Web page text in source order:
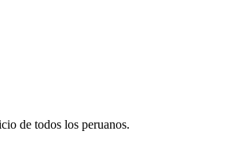
de todos los peruanos.